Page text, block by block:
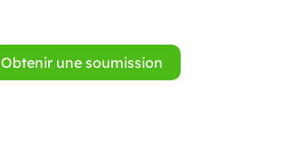
Obtenir une soumission